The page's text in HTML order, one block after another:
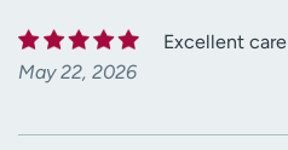
May 22, 2026
Excellent care